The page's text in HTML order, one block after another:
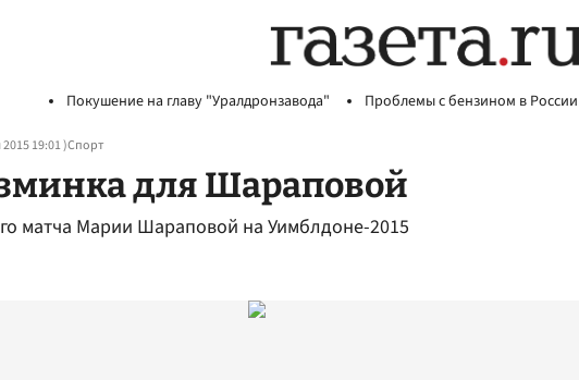
Покушение на главу "Уралдронзавода" Проблемы с бензином в России
19:01)Спорт
для Шараповой
матча Марии Шараповой на Уимблдоне-2015